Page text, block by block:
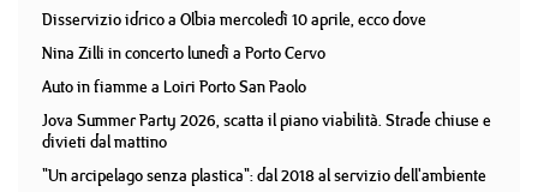
Disservizio idrico a Olbia mercoledì 10 aprile, ecco dove
Nina Zilli in concerto lunedì a Porto Cervo
Auto in fiamme a Loiri Porto San Paolo
Jova Summer Party 2026, scatta il piano viabilità. Strade chiuse e
divieti dal mattino
"Un arcipelago senza plastica": dal 2018 al servizio dell'ambiente